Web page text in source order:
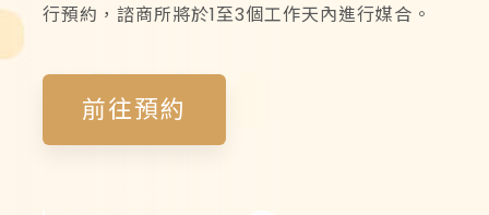
行預約，諮商所將於1至3個工作天內進行媒合。
前往預約